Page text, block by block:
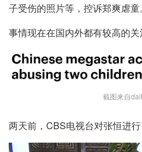
子受伤的照片等，控诉郑爽虐童。
事情现在在国内外都有较高的关
截图来自
两天前，CBS电视台对张恒进行